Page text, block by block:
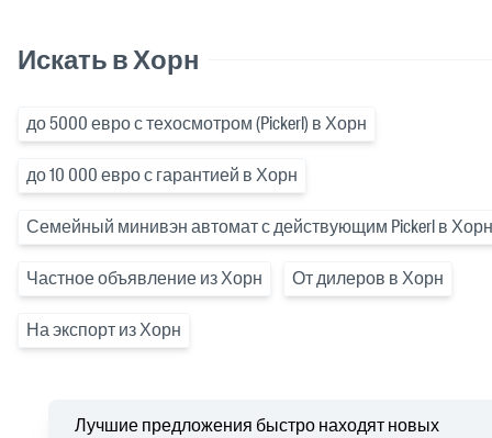
Искать в Хорн
до 5000 евро с техосмотром (Pickerl) в Хорн
до 10 000 евро с гарантией в Хорн
Семейный минивэн автомат с действующим Pickerl в Хорн
Частное объявление из Хорн От дилеров в Хорн
На экспорт из Хорн
Лучшие предложения быстро находят новых